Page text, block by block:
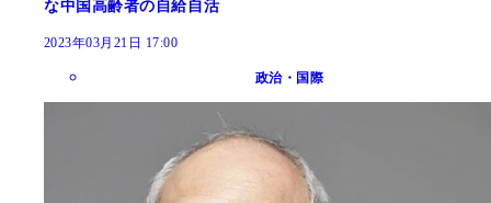
な中国高齢者の自給自活
2023年03月21日 17:00
政治・国際